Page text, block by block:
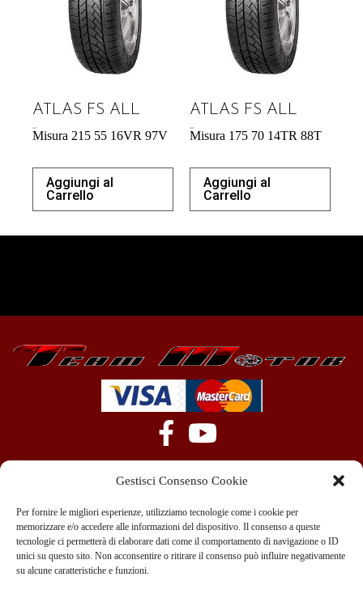
Gestisci Consenso Cookie
Per fornire le migliori esperienze, utilizziamo tecnologie come i cookie per
memorizzare e/o accedere alle informazioni del dispositivo. Il consenso a queste
tecnologie ci permetterà di elaborare dati come il comportamento di navigazione o ID
unici su questo sito. Non acconsentire o ritirare il consenso può influire negativamente
su alcune caratteristiche e funzioni.
ATLAS FS ALL
Misura 215 55 16VR 97V
Aggiungi al
Carrello
ATLAS FS ALL
Misura 175 70 14TR 88T
Aggiungi al
Carrello
+39 351 970 89 33
info@teammotor.it